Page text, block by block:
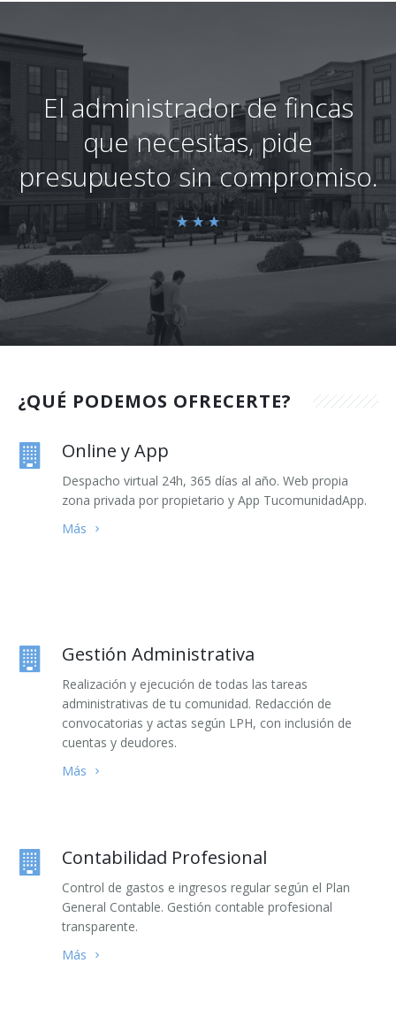
El administrador de fincas
que necesitas, pide
presupuesto sin compromiso.
¿QUÉ PODEMOS OFRECERTE?
Online y App
Despacho virtual 24h, 365 días al año. Web propia
zona privada por propietario y App TucomunidadApp.
Más
Gestión Administrativa
Realización y ejecución de todas las tareas
administrativas de tu comunidad. Redacción de
convocatorias y actas según LPH, con inclusión de
cuentas y deudores.
Más
Contabilidad Profesional
Control de gastos e ingresos regular según el Plan
General Contable. Gestión contable profesional
transparente.
Más